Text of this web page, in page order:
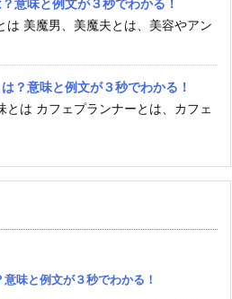
意味と例文が３秒でわかる！
は 美魔男、美魔夫とは、美容やアン
？意味と例文が３秒でわかる！
とは カフェプランナーとは、カフェ
味と例文が３秒でわかる！